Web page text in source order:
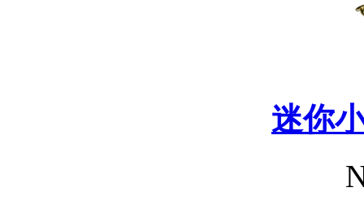
迷你